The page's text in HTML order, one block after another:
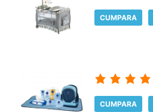
CUMPARA
CUMPARA